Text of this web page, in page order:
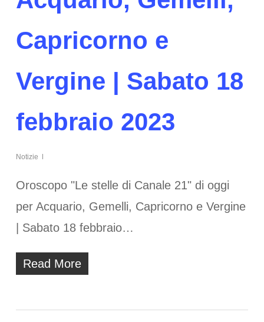
Capricorno e
Vergine | Sabato 18
febbraio 2023
Notizie
Oroscopo "Le stelle di Canale 21" di oggi
per Acquario, Gemelli, Capricorno e Vergine
| Sabato 18 febbraio…
Read More